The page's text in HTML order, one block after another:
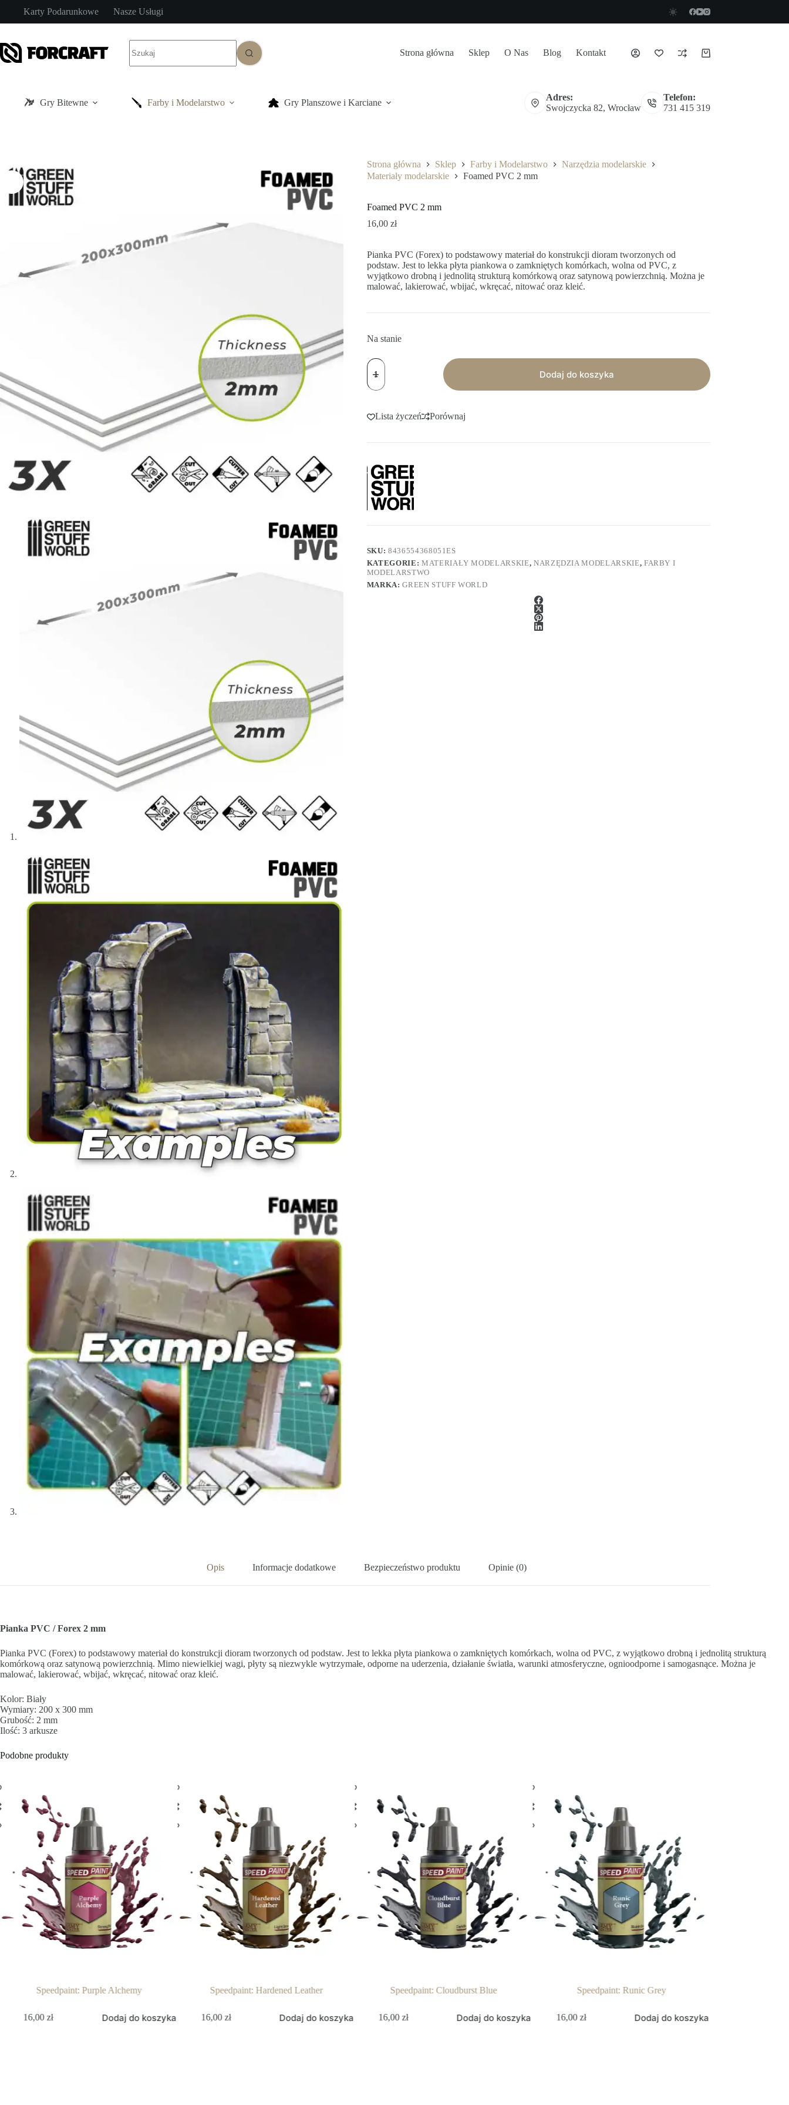
treści
Karty Podarunkowe Nasze Usługi
wyników
Strona główna Sklep O Nas Blog Kontakt Koszyk
Gry Bitewne Farby i Modelarstwo Gry Planszowe i Karciane
Adres:
Swojczycka 82, Wrocław
Telefon:
731 415 319
Strona główna Sklep Farby i Modelarstwo
Narzędzia modelarskie
Materiały modelarskie
Foamed PVC 2 mm
Foamed PVC 2 mm
16,00 zł
Pianka PVC (Forex) to podstawowy materiał do konstrukcji dioram tworzonych od
podstaw. Jest to lekka płyta piankowa o zamkniętych komórkach, wolna od PVC, z
wyjątkowo drobną i jednolitą strukturą komórkową oraz satynową powierzchnią. Można je
malować, lakierować, wbijać, wkręcać, nitować oraz kleić.
Na stanie
ilość
Foamed
PVC
2
Dodaj do koszyka
Lista życzeń Porównaj
SKU:8436554368051ES
KATEGORIE: MATERIAŁY MODELARSKIE, NARZĘDZIA MODELARSKIE, FARBY I
MODELARSTWO
MARKA:GREEN STUFF WORLD
Opis Informacje dodatkowe Bezpieczeństwo produktu Opinie (0)
Pianka PVC / Forex 2 mm
Pianka PVC (Forex) to podstawowy materiał do konstrukcji dioram tworzonych od podstaw. Jest to lekka płyta piankowa o zamkniętych komórkach, wolna od PVC, z wyjątkowo drobną i jednolitą strukturą
komórkową oraz satynową powierzchnią. Mimo niewielkiej wagi, płyty są niezwykle wytrzymałe, odporne na uderzenia, działanie światła, warunki atmosferyczne, ognioodporne i samogasnące. Można je
malować, lakierować, wbijać, wkręcać, nitować oraz kleić.
Kolor: Biały
Wymiary: 200 x 300 mm
Grubość: 2 mm
Ilość: 3 arkusze
Podobne produkty
Speedpaint: Purple Alchemy
zł Dodaj do koszyka
Speedpaint: Hardened Leather
16,00 zł Dodaj do koszyka
Speedpaint: Cloudburst Blue
16,00 zł Dodaj do koszyka
Speedpaint: Runic Grey
16,00 zł Dodaj do koszyka 16,00